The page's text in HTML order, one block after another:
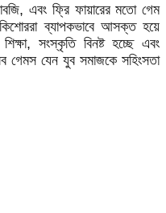
এবং ফ্রি ফায়ারের মতো গেম
ব্যাপকভাবে আসক্ত হয়ে
সংস্কৃতি বিনষ্ট হচ্ছে এবং
গেমস যেন যুব সমাজকে সহিংসতা